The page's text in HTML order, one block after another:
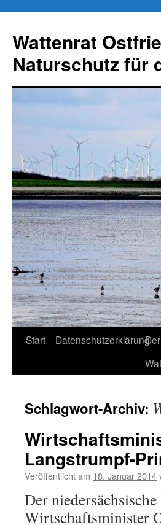
springen
Wattenrat
Naturschutz für
Start DatenschutzerklärungDer
Schlagwort-Archiv:
Langstrumpf-
Veröffentlicht am 18. Januar 2014
Der
Wirtschaftsminister